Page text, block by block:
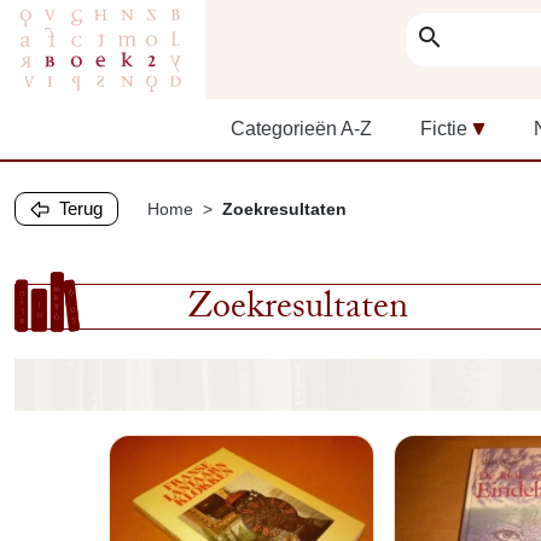
search
Categorieën A-Z Fictie
Terug Home Zoekresultaten
Zoekresultaten